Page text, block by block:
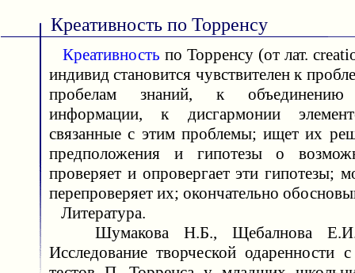
Креативность по Торренсу
Креативность по Торренсу (от лат.
индивид становится чувствителен к
пробелам знаний, к объединению
информации, к дисгармонии
связанные с этим проблемы; ищет их
предположения и гипотезы о
проверяет и опровергает эти гипотезы;
перепроверяет их; окончательно
Литература.
Шумакова Н.Б., Щебалнова
Исследование творческой одаренности